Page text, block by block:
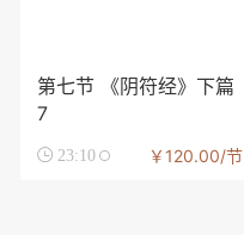
第七节 《阴符经》下篇
7
 23:10 ￥120.00/节